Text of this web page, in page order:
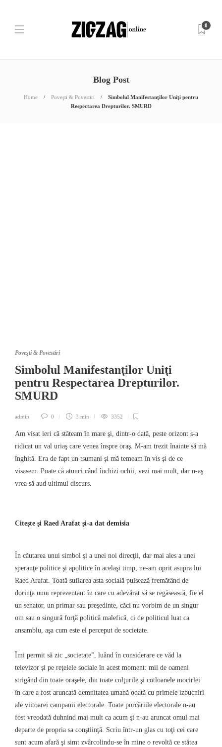
0
Blog Post
Home Poveşti & Povestiri
Simbolul Manifestanţilor Uniţi pentru
Respectarea Drepturilor. SMURD
Poveşti & Povestiri
Simbolul Manifestanţilor Uniţi
pentru Respectarea Drepturilor.
SMURD
admin 0 3 min 3352
Am visat ieri că stăteam în mare şi, dintr-o dată, peste orizont s-a
ridicat un val uriaş care venea înspre oraş. M-am trezit înainte să mă
înghită. Era de fapt un tsumani şi mă temeam în vis şi de ce
visasem. Poate că atunci când închizi ochii, vezi mai mult, dar n-aş
vrea să aud ultimul discurs.
Citeşte şi Raed Arafat şi-a dat demisia
În căutarea unui simbol şi a unei noi direcţii, dar mai ales a unei
speranţe politice şi apolitice în acelaşi timp, ne-am oprit asupra lui
Raed Arafat. Toată suflarea asta socială pulsează fremătând de
dorinţa unui reprezentant în care cu adevărat să se regăsească, fie el
un senator, un primar sau preşedinte, căci nu vorbim de un singur
om sau o singură forţă politică malefică, ci de politicul luat ca
ansamblu, aşa cum este el perceput de societate.
Îmi permit să zic „societate”, luând în considerare ce văd la
televizor şi pe reţelele sociale în acest moment: mii de oameni
strigând din toate oraşele, din toate colţurile şi cotloanele mocirlei
în care a fost aruncată demnitatea umană odată cu primele izbucniri
ale viitoarei campanii electorale. Toate porcăriile electorale n-au
fost vreodată duhnind mai mult ca acum şi n-au aruncat omul mai
departe de propria sa conştiinţă. Scriu într-un glas cu toţi cei care
sunt acum afară şi simt zvârcolindu-se în mine o revoltă ce stătea